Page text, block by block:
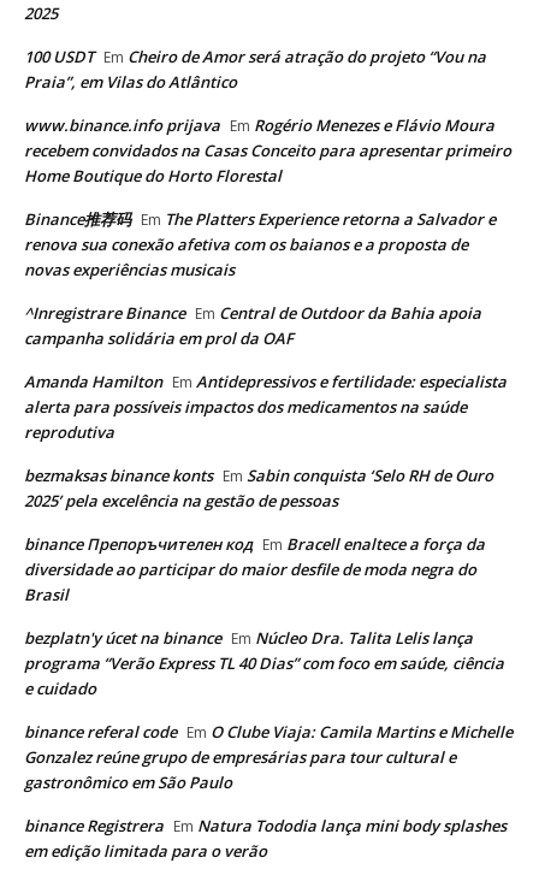
2025
100 USDT Em Cheiro de Amor será atração do projeto “Vou na
Praia”, em Vilas do Atlântico
www.binance.info prijava Em Rogério Menezes e Flávio Moura
recebem convidados na Casas Conceito para apresentar primeiro
Home Boutique do Horto Florestal
Binance推荐码 Em The Platters Experience retorna a Salvador e
renova sua conexão afetiva com os baianos e a proposta de
novas experiências musicais
^Inregistrare Binance Em Central de Outdoor da Bahia apoia
campanha solidária em prol da OAF
Amanda Hamilton Em Antidepressivos e fertilidade: especialista
alerta para possíveis impactos dos medicamentos na saúde
reprodutiva
bezmaksas binance konts Em Sabin conquista ‘Selo RH de Ouro
2025’ pela excelência na gestão de pessoas
binance Препоръчителен код Em Bracell enaltece a força da
diversidade ao participar do maior desfile de moda negra do
Brasil
bezplatn'y úcet na binance Em Núcleo Dra. Talita Lelis lança
programa “Verão Express TL 40 Dias” com foco em saúde, ciência
e cuidado
binance referal code Em O Clube Viaja: Camila Martins e Michelle
Gonzalez reúne grupo de empresárias para tour cultural e
gastronômico em São Paulo
binance Registrera Em Natura Tododia lança mini body splashes
em edição limitada para o verão